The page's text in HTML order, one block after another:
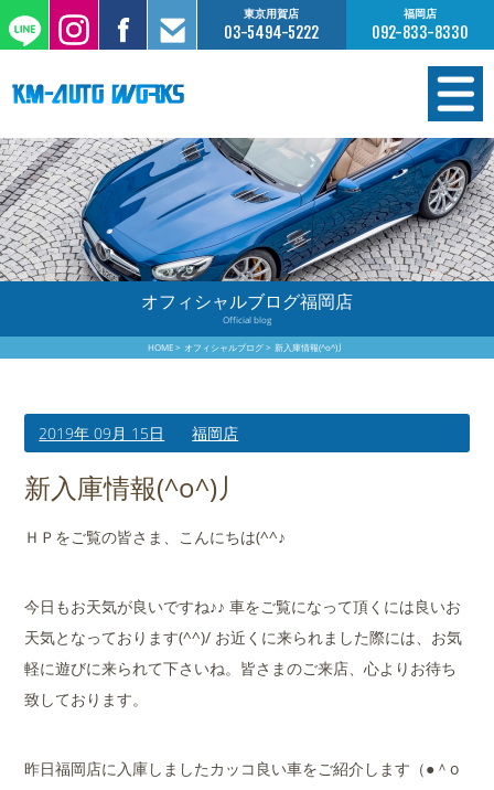
東京用賀店
03-5494-5222
福岡店
092-833-8330
在庫情報
オーダー販売
工場サービス
保証について
買取査定のご案内
店舗案内
会社概要
オフィシャルブログ福岡店
Official blog
HOME オフィシャルブログ 新入庫情報(^o^)丿
2019年 09月 15日 福岡店
新入庫情報(^o^)丿
ＨＰをご覧の皆さま、こんにちは(^^♪
今日もお天気が良いですね♪♪ 車をご覧になって頂くには良いお
天気となっております(^^)/ お近くに来られました際には、お気
軽に遊びに来られて下さいね。皆さまのご来店、心よりお待ち
致しております。
昨日福岡店に入庫しましたカッコ良い車をご紹介します（●＾o